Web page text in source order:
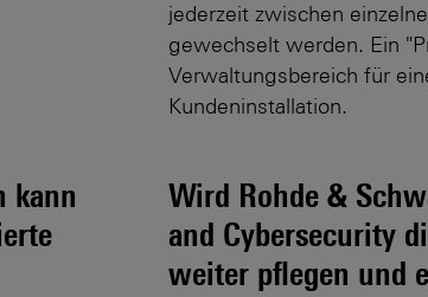
jederzeit zwischen
gewechselt werden. Ein
Verwaltungsbereich für
Kundeninstallation.
kann
Wird Rohde &
and Cybersecurity
weiter pflegen und